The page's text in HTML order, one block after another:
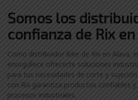
Somos los
confianza de Rix
Como distribuidor líder de Rix en Alava,
enorgullece ofrecerte soluciones
para tus necesidades de corte y
con Rix garantiza productos confiables
procesos industriales.